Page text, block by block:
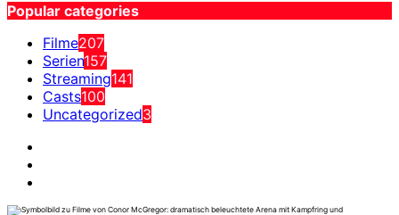
Popular categories
Filme207
Serien157
Streaming141
Casts100
Uncategorized3